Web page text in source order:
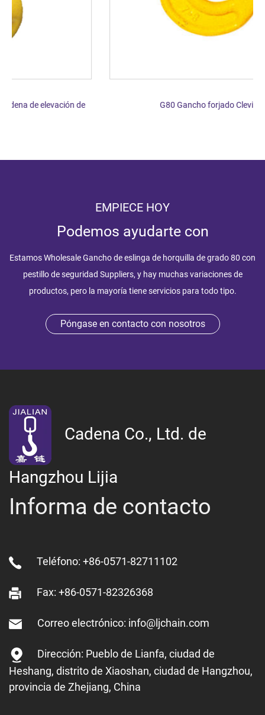
G80 Gancho forjado Clevis Forest
EMPIECE HOY
Podemos ayudarte con
EstamosWholesale Gancho de eslinga de horquilla de grado 80 con
pestillo de seguridad Suppliers, y hay muchas variaciones de
productos, pero la mayoría tiene servicios para todo tipo.
Póngase en contacto con nosotros
Cadena Co., Ltd. de
Hangzhou Lijia
Informa de contacto
Teléfono: +86-0571-82711102
Fax: +86-0571-82326368
Correo electrónico: info@ljchain.com
Dirección: Pueblo de Lianfa, ciudad de
Heshang, distrito de Xiaoshan, ciudad de Hangzhou,
provincia de Zhejiang, China